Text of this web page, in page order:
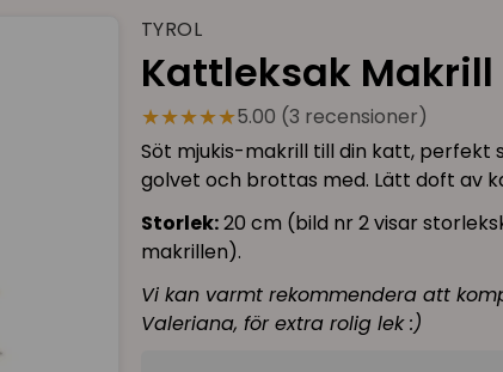
TYROL
Kattleksak Makrill
★★★★★5.00 (3 recensioner)
Söt mjukis-makrill till din katt,
golvet och brottas med. Lätt doft av
Storlek:20 cm (bild nr 2 visar
makrillen).
Vi kan varmt rekommendera att
Valeriana, för extra rolig lek :)